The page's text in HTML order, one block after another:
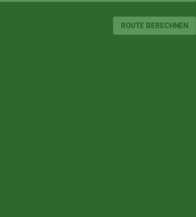
ROUTE BERECHNEN